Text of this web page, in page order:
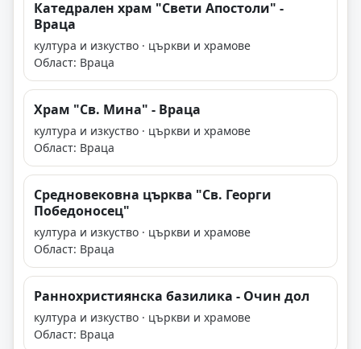
Катедрален храм "Свети Апостоли" -
Враца
култура и изкуство · църкви и храмове
Област: Враца
Храм "Св. Мина" - Враца
култура и изкуство · църкви и храмове
Област: Враца
Средновековна църква "Св. Георги
Победоносец"
култура и изкуство · църкви и храмове
Област: Враца
Раннохристиянска базилика - Очин дол
култура и изкуство · църкви и храмове
Област: Враца